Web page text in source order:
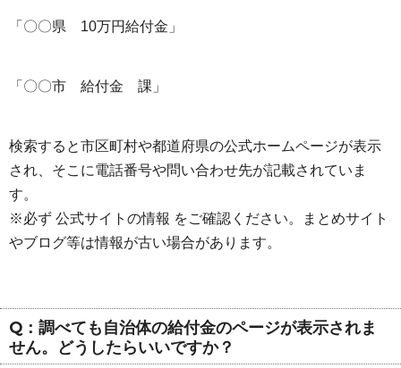
「〇〇県 10万円給付金」
「〇〇市 給付金 課」
検索すると市区町村や都道府県の公式ホームページが表示
され、そこに電話番号や問い合わせ先が記載されていま
す。
※必ず 公式サイトの情報 をご確認ください。まとめサイト
やブログ等は情報が古い場合があります。
Q：調べても自治体の給付金のページが表示されま
せん。どうしたらいいですか？